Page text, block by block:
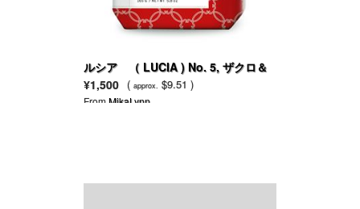
ルシア （ LUCIA ) No. 5, ザクロ＆
フサスグリ
¥1,500 ( approx. $9.51 )
FromMikaLynn